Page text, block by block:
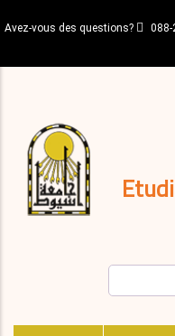
au
principal
Avez-vous des questions? 088-
décisions
Expatriés
Journal